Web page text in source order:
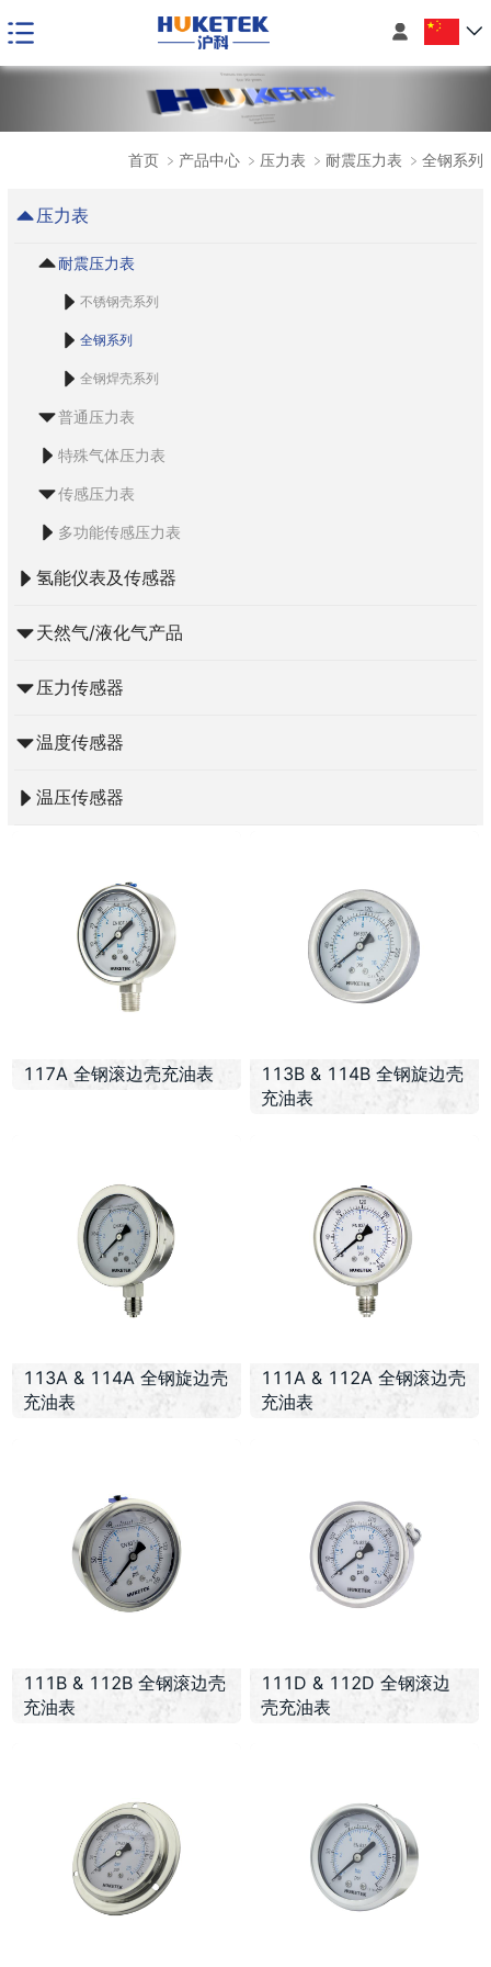

首页 ﹥ 产品中心 ﹥ 压力表 ﹥ 耐震压力表 ﹥全钢系列
压力表
耐震压力表
不锈钢壳系列
全钢系列
全钢焊壳系列
普通压力表
特殊气体压力表
传感压力表
多功能传感压力表
氢能仪表及传感器
天然气/液化气产品
压力传感器
温度传感器
温压传感器
117A 全钢滚边壳充油表
113B & 114B 全钢旋边壳
充油表
113A & 114A 全钢旋边壳
充油表
111A & 112A 全钢滚边壳
充油表
111B & 112B 全钢滚边壳
充油表
111D & 112D 全钢滚边
壳充油表